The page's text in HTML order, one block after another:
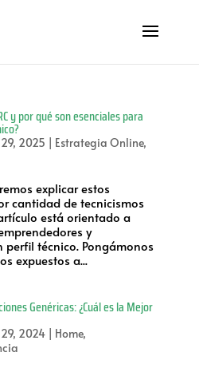
y por qué son esenciales para
2025 | Estrategia Online,
explicar estos
cantidad de tecnicismos
está orientado a
y
técnico. Pongámonos
expuestos a...
Genéricas: ¿Cuál es la Mejor
2024| Home,